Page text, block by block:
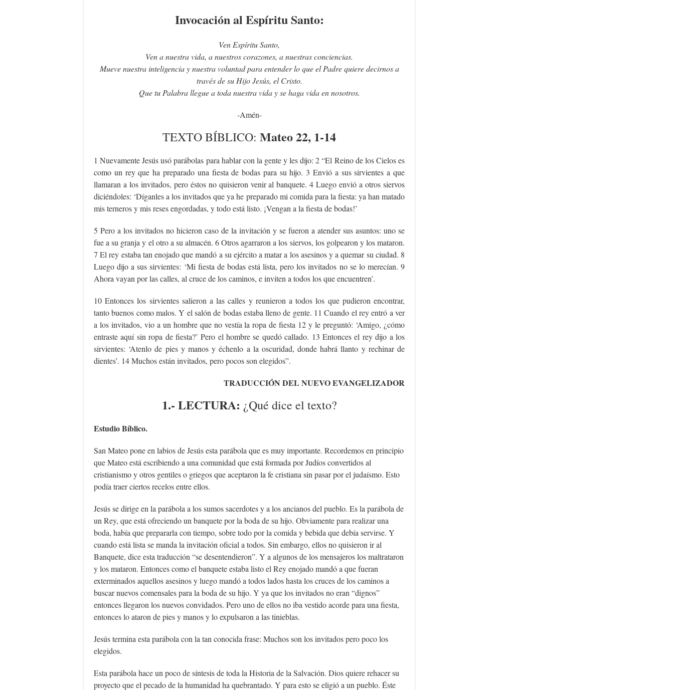
Invocación al Espíritu Santo:
Ven Espíritu Santo,
Ven a nuestra vida, a nuestros corazones, a nuestras conciencias.
Mueve nuestra inteligencia y nuestra voluntad para entender lo que el Padre quiere decirnos a
través de su Hijo Jesús, el Cristo.
Que tu Palabra llegue a toda nuestra vida y se haga vida en nosotros.
-Amén-
TEXTOBÍBLICO: Mateo 22, 1-14
1 Nuevamente Jesús usó parábolas para hablar con la gente y les dijo: 2 “El Reino de los Cielos es
como un rey que ha preparado una fiesta de bodas para su hijo. 3 Envió a sus sirvientes a que
llamaran a los invitados, pero éstos no quisieron venir al banquete. 4 Luego envió a otros siervos
diciéndoles: ‘Díganles a los invitados que ya he preparado mi comida para la fiesta: ya han matado
mis terneros y mis reses engordadas, y todo está listo. ¡Vengan a la fiesta de bodas!’
5 Pero a los invitados no hicieron caso de la invitación y se fueron a atender sus asuntos: uno se
fue a su granja y el otro a su almacén. 6 Otros agarraron a los siervos, los golpearon y los mataron.
7 El rey estaba tan enojado que mandó a su ejército a matar a los asesinos y a quemar su ciudad. 8
Luego dijo a sus sirvientes: ‘Mi fiesta de bodas está lista, pero los invitados no se lo merecían. 9
Ahora vayan por las calles, al cruce de los caminos, e inviten a todos los que encuentren’.
10 Entonces los sirvientes salieron a las calles y reunieron a todos los que pudieron encontrar,
tanto buenos como malos. Y el salón de bodas estaba lleno de gente. 11 Cuando el rey entró a ver
a los invitados, vio a un hombre que no vestía la ropa de fiesta 12 y le preguntó: ‘Amigo, ¿cómo
entraste aquí sin ropa de fiesta?’ Pero el hombre se quedó callado. 13 Entonces el rey dijo a los
sirvientes: ‘Atenlo de pies y manos y échenlo a la oscuridad, donde habrá llanto y rechinar de
dientes’. 14 Muchos están invitados, pero pocos son elegidos”.
TRADUCCIÓN DEL NUEVO EVANGELIZADOR
1.- LECTURA: ¿Qué dice el texto?
Estudio Bíblico.
San Mateo pone en labios de Jesús esta parábola que es muy importante. Recordemos en principio
que Mateo está escribiendo a una comunidad que está formada por Judíos convertidos al
cristianismo y otros gentiles o griegos que aceptaron la fe cristiana sin pasar por el judaísmo. Esto
podía traer ciertos recelos entre ellos.
Jesús se dirige en la parábola a los sumos sacerdotes y a los ancianos del pueblo. Es la parábola de
un Rey, que está ofreciendo un banquete por la boda de su hijo. Obviamente para realizar una
boda, había que prepararla con tiempo, sobre todo por la comida y bebida que debía servirse. Y
cuando está lista se manda la invitación oficial a todos. Sin embargo, ellos no quisieron ir al
Banquete, dice esta traducción “se desentendieron”. Y a algunos de los mensajeros los maltrataron
y los mataron. Entonces como el banquete estaba listo el Rey enojado mandó a que fueran
exterminados aquellos asesinos y luego mandó a todos lados hasta los cruces de los caminos a
buscar nuevos comensales para la boda de su hijo. Y ya que los invitados no eran “dignos”
entonces llegaron los nuevos convidados. Pero uno de ellos no iba vestido acorde para una fiesta,
entonces lo ataron de pies y manos y lo expulsaron a las tinieblas.
Jesús termina esta parábola con la tan conocida frase: Muchos son los invitados pero poco los
elegidos.
Esta parábola hace un poco de síntesis de toda la Historia de la Salvación. Dios quiere rehacer su
proyecto que el pecado de la humanidad ha quebrantado. Y para esto se eligió a un pueblo. Éste